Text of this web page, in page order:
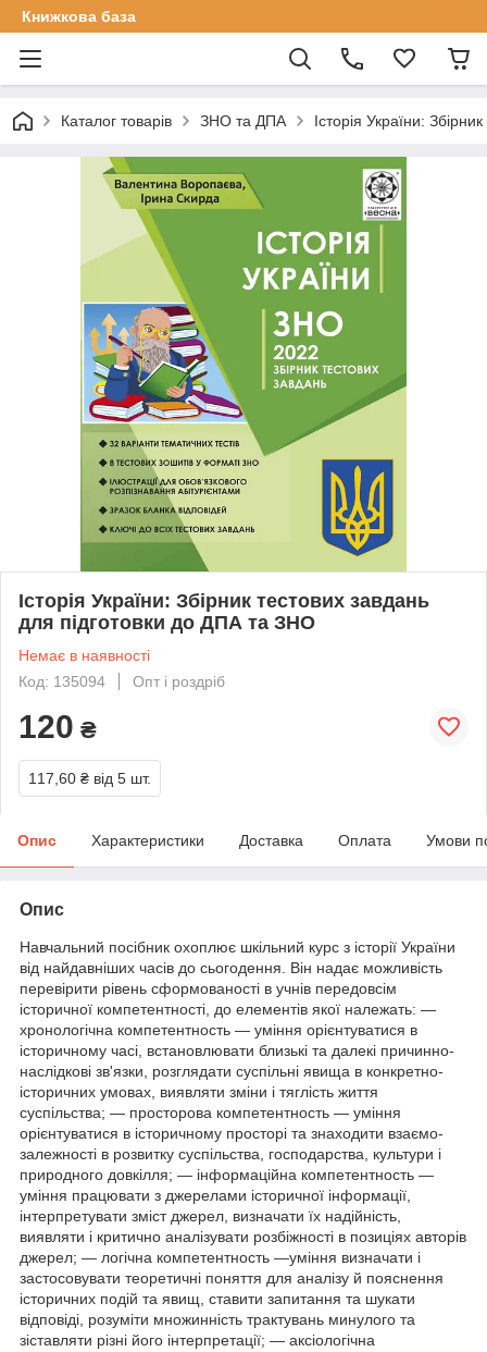
Книжкова база
Каталог товарів ЗНО та ДПА Історія України:
Історія України: Збірник тестових завдань
для підготовки до ДПА та ЗНО
Немає в наявності
Код: 135094
Опт і роздріб
120 ₴
117,60 ₴ від 5 шт.
Опис Характеристики Доставка Оплата Умови
Опис
Навчальний посібник охоплює шкільний курс з історії України
від найдавніших часів до сьогодення. Він надає можливість
перевірити рівень сформованості в учнів передовсім
історичної компетентності, до елементів якої належать: —
хронологічна компетентность — уміння орієнтуватися в
історичному часі, встановлювати близькі та далекі причинно-
наслідкові зв'язки, розглядати суспільні явища в конкретно-
історичних умовах, виявляти зміни і тяглість життя
суспільства; — просторова компетентность — уміння
орієнтуватися в історичному просторі та знаходити взаємо-
залежності в розвитку суспільства, господарства, культури і
природного довкілля; — інформаційна компетентность —
уміння працювати з джерелами історичної інформації,
інтерпретувати зміст джерел, визначати їх надійність,
виявляти і критично аналізувати розбіжності в позиціях авторів
джерел; — логічна компетентность —уміння визначати і
застосовувати теоретичні поняття для аналізу й пояснення
історичних подій та явищ, ставити запитання та шукати
відповіді, розуміти множинність трактувань минулого та
зіставляти різні його інтерпретації; — аксіологічна